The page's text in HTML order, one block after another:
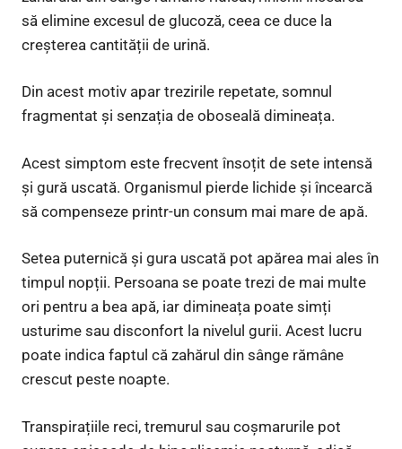
să elimine excesul de glucoză, ceea ce duce la
creșterea cantității de urină.
Din acest motiv apar trezirile repetate, somnul
fragmentat și senzația de oboseală dimineața.
Acest simptom este frecvent însoțit de sete intensă
și gură uscată. Organismul pierde lichide și încearcă
să compenseze printr-un consum mai mare de apă.
Setea puternică și gura uscată pot apărea mai ales în
timpul nopții. Persoana se poate trezi de mai multe
ori pentru a bea apă, iar dimineața poate simți
usturime sau disconfort la nivelul gurii. Acest lucru
poate indica faptul că zahărul din sânge rămâne
crescut peste noapte.
Transpirațiile reci, tremurul sau coșmarurile pot